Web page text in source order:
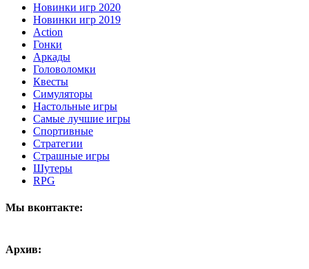
Новинки игр 2020
Новинки игр 2019
Action
Гонки
Аркады
Головоломки
Квесты
Симуляторы
Настольные игры
Самые лучшие игры
Спортивные
Стратегии
Страшные игры
Шутеры
RPG
Мы вконтакте:
Архив: